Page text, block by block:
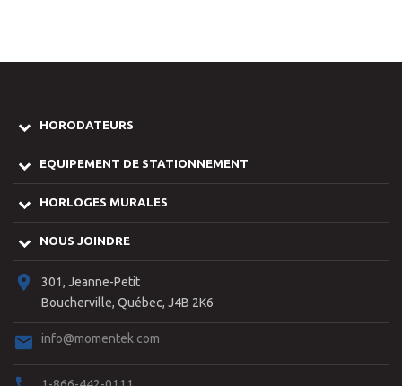
HORODATEURS
EQUIPEMENT DE STATIONNEMENT
HORLOGES MURALES
NOUS JOINDRE
301, Jeanne-Petit
Boucherville, Québec, J4B 2K6
info@momentek.com